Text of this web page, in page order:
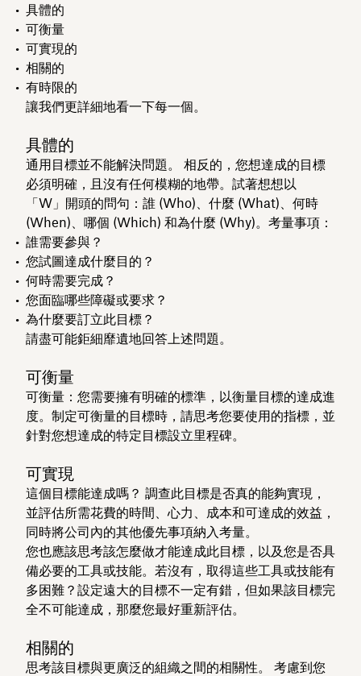
具體的
可衡量
可實現的
相關的
有時限的
讓我們更詳細地看一下每一個。
具體的
通用目標並不能解決問題。 相反的，您想達成的目標
必須明確，且沒有任何模糊的地帶。試著想想以
「W」開頭的問句：誰 (Who)、什麼 (What)、何時
(When)、哪個 (Which) 和為什麼 (Why)。考量事項：
誰需要參與？
您試圖達成什麼目的？
何時需要完成？
您面臨哪些障礙或要求？
為什麼要訂立此目標？
請盡可能鉅細靡遺地回答上述問題。
可衡量
可衡量：您需要擁有明確的標準，以衡量目標的達成進
度。制定可衡量的目標時，請思考您要使用的指標，並
針對您想達成的特定目標設立里程碑。
可實現
這個目標能達成嗎？ 調查此目標是否真的能夠實現，
並評估所需花費的時間、心力、成本和可達成的效益，
同時將公司內的其他優先事項納入考量。
您也應該思考該怎麼做才能達成此目標，以及您是否具
備必要的工具或技能。若沒有，取得這些工具或技能有
多困難？設定遠大的目標不一定有錯，但如果該目標完
全不可能達成，那麼您最好重新評估。
相關的
思考該目標與更廣泛的組織之間的相關性。 考慮到您